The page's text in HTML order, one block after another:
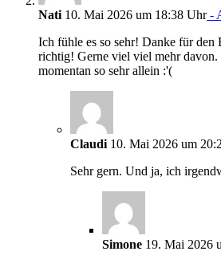
Nati 10. Mai 2026 um 18:38 Uhr-
Ich fühle es so sehr! Danke für den
richtig! Gerne viel viel mehr
momentan so sehr allein :'(
Claudi 10. Mai 2026 um
Sehr gern. Und ja, ich
Simone 19. Mai 2026